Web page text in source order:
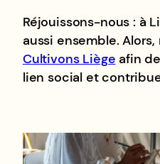
Réjouissons-nous : à
aussi ensemble.
Cultivons Liège afin
lien social et